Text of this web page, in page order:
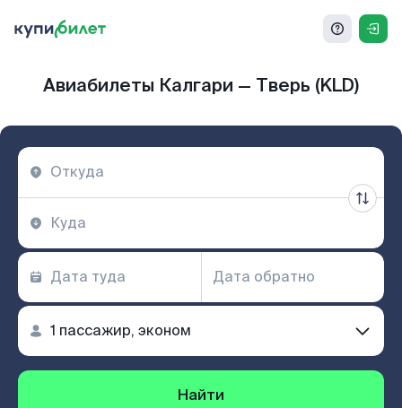
Авиабилеты Калгари — Тверь (KLD)
Найти